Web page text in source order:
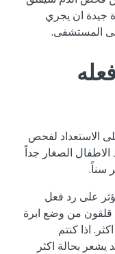
جيدة ان يجري
المستشفى.
الاستعداد لفحص
الصغار جداً
سناً.
على رد فعل
قلقون من وضع ابرة
اذا كنتم
بحالة اكثر